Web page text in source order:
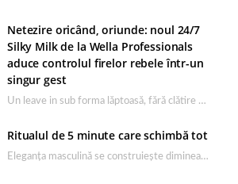
Netezire oricând, oriunde: noul 24/7
Silky Milk de la Wella Professionals
aduce controlul firelor rebele într-un
singur gest
Un leave in sub forma lăptoasă, fără clătire care completează rutina Ultimate Smooth și transformă…
Ritualul de 5 minute care schimbă tot
Eleganța masculină se construiește dimineața, în câteva minute și cu produsele potrivite. O rutină de…